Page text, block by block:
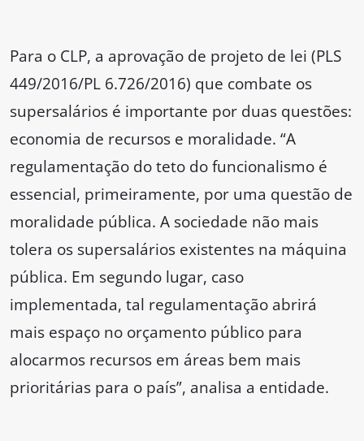
Para o CLP, a aprovação de projeto de lei (PLS
449/2016/PL 6.726/2016) que combate os
supersalários é importante por duas questões:
economia de recursos e moralidade. “A
regulamentação do teto do funcionalismo é
essencial, primeiramente, por uma questão de
moralidade pública. A sociedade não mais
tolera os supersalários existentes na máquina
pública. Em segundo lugar, caso
implementada, tal regulamentação abrirá
mais espaço no orçamento público para
alocarmos recursos em áreas bem mais
prioritárias para o país”, analisa a entidade.